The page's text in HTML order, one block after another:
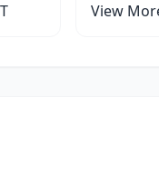
View